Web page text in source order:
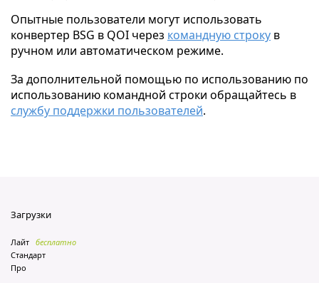
Опытные пользователи могут использовать
конвертер BSG в QOI через командную строку в
ручном или автоматическом режиме.
За дополнительной помощью по использованию по
использованию командной строки обращайтесь в
службу поддержки пользователей.
Загрузки
Лайт бесплатно
Стандарт
Про